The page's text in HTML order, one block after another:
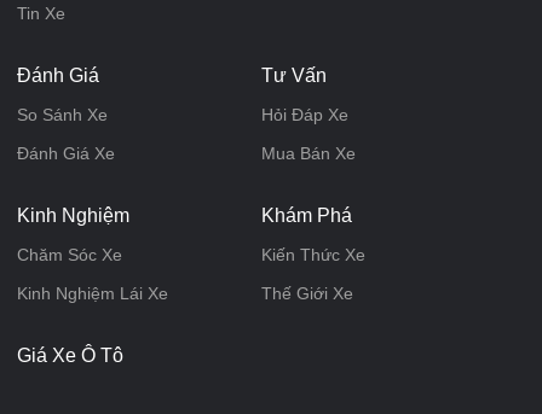
Tin Xe
Đánh Giá
So Sánh Xe
Đánh Giá Xe
Tư Vấn
Hỏi Đáp Xe
Mua Bán Xe
Kinh Nghiệm
Chăm Sóc Xe
Kinh Nghiệm Lái Xe
Khám Phá
Kiến Thức Xe
Thế Giới Xe
Giá Xe Ô Tô